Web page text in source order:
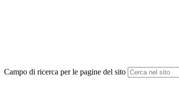
Campo di ricerca per le pagine del sito